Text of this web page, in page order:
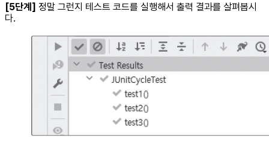
[5단계] 정말 그런지 테스트 코드를 실행해서 출력 결과를 살펴봅시
다.